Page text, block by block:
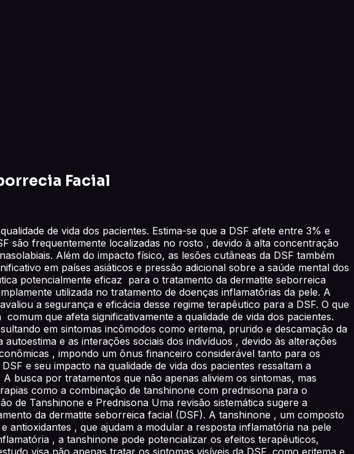
Facial
de vida dos pacientes. Estima-se que a DSF afete entre 3% e
são frequentemente localizadas no rosto , devido à alta concentração
Além do impacto físico, as lesões cutâneas da DSF também
em países asiáticos e pressão adicional sobre a saúde mental dos
potencialmente eficaz para o tratamento da dermatite seborreica
utilizada no tratamento de doenças inflamatórias da pele. A
a segurança e eficácia desse regime terapêutico para a DSF. O que
que afeta significativamente a qualidade de vida dos pacientes.
em sintomas incômodos como eritema, prurido e descamação da
e as interações sociais dos indivíduos , devido às alterações
, impondo um ônus financeiro considerável tanto para os
e seu impacto na qualidade de vida dos pacientes ressaltam a
busca por tratamentos que não apenas aliviem os sintomas, mas
como a combinação de tanshinone com prednisona para o
de Tanshinone e Prednisona Uma revisão sistemática sugere a
da dermatite seborreica facial (DSF). A tanshinone , um composto
, que ajudam a modular a resposta inflamatória na pele
, a tanshinone pode potencializar os efeitos terapêuticos,
visa não apenas tratar os sintomas visíveis da DSF, como eritema e